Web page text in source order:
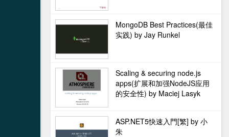
MongoDB Best Practices(最佳
实践) by Jay Runkel
Scaling & securing node.js
apps(扩展和加强NodeJS应用
的安全性) by Maciej Lasyk
ASP.NET5快速入門[繁] by 小
朱